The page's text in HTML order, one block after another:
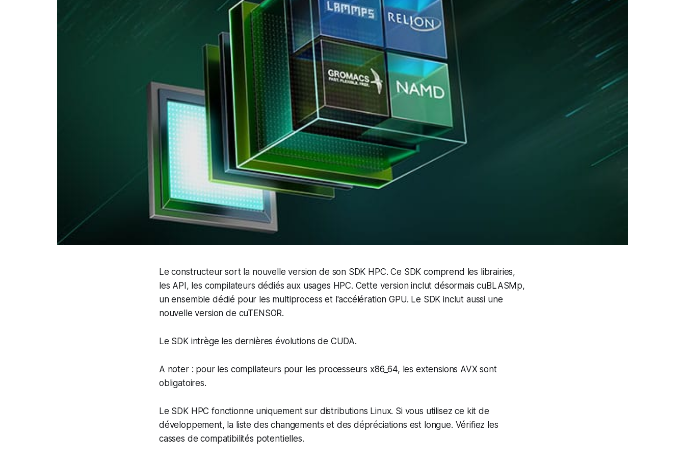
Le constructeur sort la nouvelle version de son SDK HPC. Ce SDK comprend les librairies,
les API, les compilateurs dédiés aux usages HPC. Cette version inclut désormais cuBLASMp,
un ensemble dédié pour les multiprocess et l'accélération GPU. Le SDK inclut aussi une
nouvelle version de cuTENSOR.
Le SDK intrège les dernières évolutions de CUDA.
A noter : pour les compilateurs pour les processeurs x86_64, les extensions AVX sont
obligatoires.
Le SDK HPC fonctionne uniquement sur distributions Linux. Si vous utilisez ce kit de
développement, la liste des changements et des dépréciations est longue. Vérifiez les
casses de compatibilités potentielles.